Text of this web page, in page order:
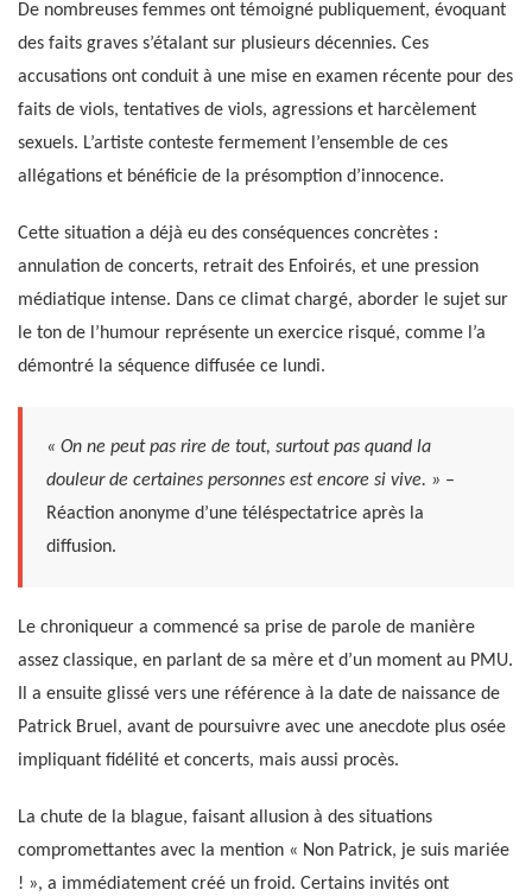
De nombreuses femmes ont témoigné publiquement, évoquant
des faits graves s’étalant sur plusieurs décennies. Ces
accusations ont conduit à une mise en examen récente pour des
faits de viols, tentatives de viols, agressions et harcèlement
sexuels. L’artiste conteste fermement l’ensemble de ces
allégations et bénéficie de la présomption d’innocence.
Cette situation a déjà eu des conséquences concrètes :
annulation de concerts, retrait des Enfoirés, et une pression
médiatique intense. Dans ce climat chargé, aborder le sujet sur
le ton de l’humour représente un exercice risqué, comme l’a
démontré la séquence diffusée ce lundi.
« On ne peut pas rire de tout, surtout pas quand la
douleur de certaines personnes est encore si vive. » –
Réaction anonyme d’une téléspectatrice après la
diffusion.
Le chroniqueur a commencé sa prise de parole de manière
assez classique, en parlant de sa mère et d’un moment au PMU.
Il a ensuite glissé vers une référence à la date de naissance de
Patrick Bruel, avant de poursuivre avec une anecdote plus osée
impliquant fidélité et concerts, mais aussi procès.
La chute de la blague, faisant allusion à des situations
compromettantes avec la mention « Non Patrick, je suis mariée
! », a immédiatement créé un froid. Certains invités ont